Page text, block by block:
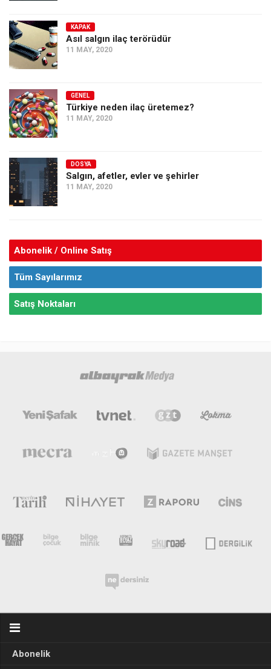
KAPAK
Asıl salgın ilaç terörüdür
11 MAY, 2020
GENEL
Türkiye neden ilaç üretemez?
11 MAY, 2020
DOSYA
Salgın, afetler, evler ve şehirler
11 MAY, 2020
Abonelik / Online Satış
Tüm Sayılarımız
Satış Noktaları
Abonelik